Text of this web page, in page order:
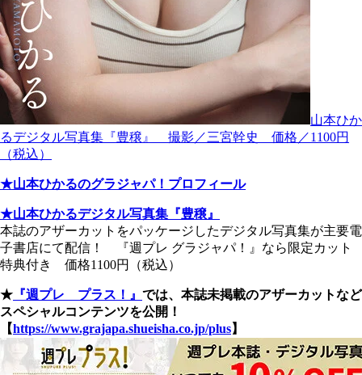
山本ひか
るデジタル写真集『豊穣』 撮影／三宮幹史 価格／1100円
（税込）
★山本ひかるのグラジャパ！プロフィール
★山本ひかるデジタル写真集『豊穣』
本誌のアザーカットをパッケージしたデジタル写真集が主要電
子書店にて配信！ 『週プレ グラジャパ！』なら限定カット
特典付き 価格1100円（税込）
★ 『週プレ プラス！』 では、本誌未掲載のアザーカットなど
スペシャルコンテンツを公開！
【https://www.grajapa.shueisha.co.jp/plus】